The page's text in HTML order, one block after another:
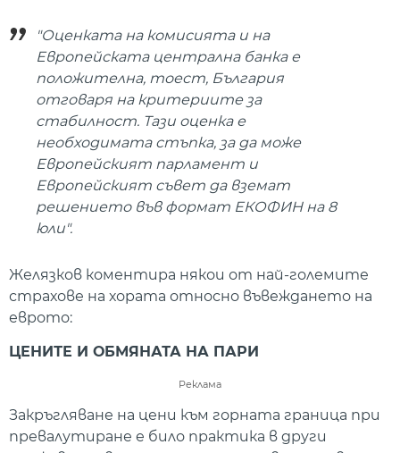
"Оценката на комисията и на
Европейската централна банка е
положителна, тоест, България
отговаря на критериите за
стабилност. Тази оценка е
необходимата стъпка, за да може
Европейският парламент и
Европейският съвет да вземат
решението във формат ЕКОФИН на 8
юли".
Желязков коментира някои от най-големите
страхове на хората относно въвеждането на
еврото:
ЦЕНИТЕ И ОБМЯНАТА НА ПАРИ
Реклама
Закръгляване на цени към горната граница при
превалутиране е било практика в други